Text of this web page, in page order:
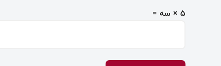
۵ × سه =